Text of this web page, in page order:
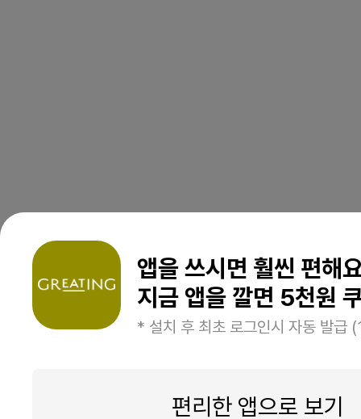
앱을 쓰시면 훨씬 편해
지금 앱을 깔면 5천원
* 설치 후 최초 로그인시 자동 발급
편리한 앱으로 보기